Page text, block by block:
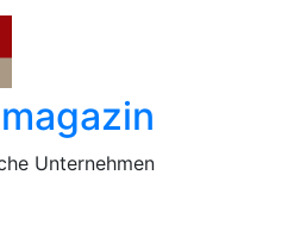
Unternehmen